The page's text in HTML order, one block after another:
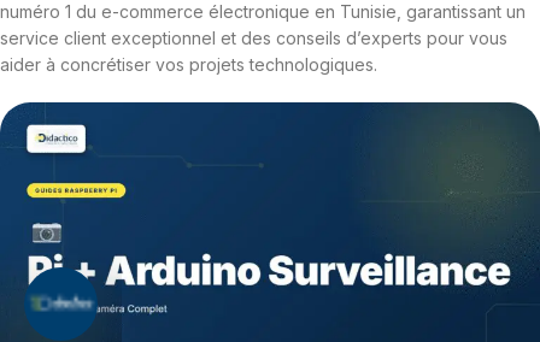
numéro 1 du e-commerce électronique en Tunisie, garantissant un
service client exceptionnel et des conseils d’experts pour vous
aider à concrétiser vos projets technologiques.